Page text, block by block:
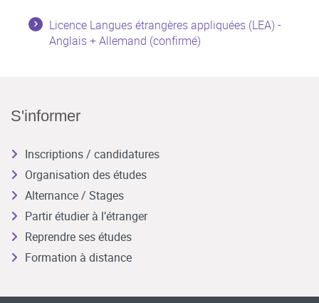
Licence Langues étrangères appliquées (LEA) -
Anglais + Allemand (confirmé)
S'informer
Inscriptions / candidatures
Organisation des études
Alternance / Stages
Partir étudier à l’étranger
Reprendre ses études
Formation à distance